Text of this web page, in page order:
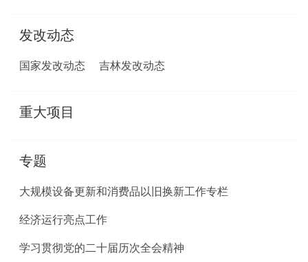
发改动态
国家发改动态 吉林发改动态
重大项目
专题
大规模设备更新和消费品以旧换新工作专栏
经济运行亮点工作
学习贯彻党的二十届历次全会精神